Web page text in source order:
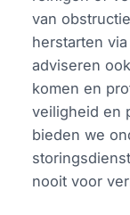
van
herstarten
adviseren
komen en
veiligheid en
bieden we
nooit voor